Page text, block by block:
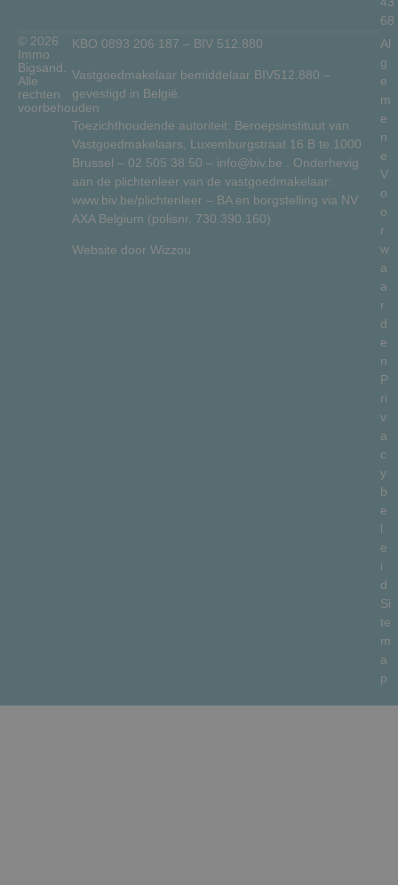
68
© 2026
Immo
Bigsand.
Alle
rechten
voorbehouden
KBO 0893 206 187 – BIV 512.880
Vastgoedmakelaar bemiddelaar BIV512.880 –
gevestigd in België.
Toezichthoudende autoriteit: Beroepsinstituut van
Vastgoedmakelaars, Luxemburgstraat 16 B te 1000
Brussel – 02 505 38 50 – info@biv.be . Onderhevig
aan de plichtenleer van de vastgoedmakelaar:
www.biv.be/plichtenleer – BA en borgstelling via NV
AXA Belgium (polisnr. 730.390.160)
Website door Wizzou
Al
g
e
m
e
n
e
V
o
o
r
w
a
a
r
d
e
n
P
ri
v
a
c
y
b
e
l
e
i
d
Si
te
m
a
p